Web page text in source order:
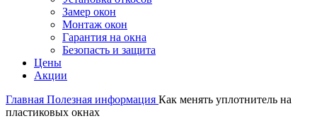
Замер окон
Монтаж окон
Гарантия на окна
Безопасть и защита
Цены
Акции
Главная Полезная информация Как менять уплотнитель на
пластиковых окнах